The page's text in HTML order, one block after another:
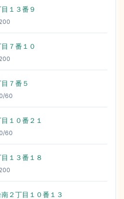
１３番９
200
７番１０
200
７番５
/60
１０番２１
/60
１３番１８
200
２丁目１０番１３